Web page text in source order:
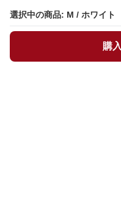
選択中の商品: M / ホワイト
購
選択中の商品: M / ホワイト
購